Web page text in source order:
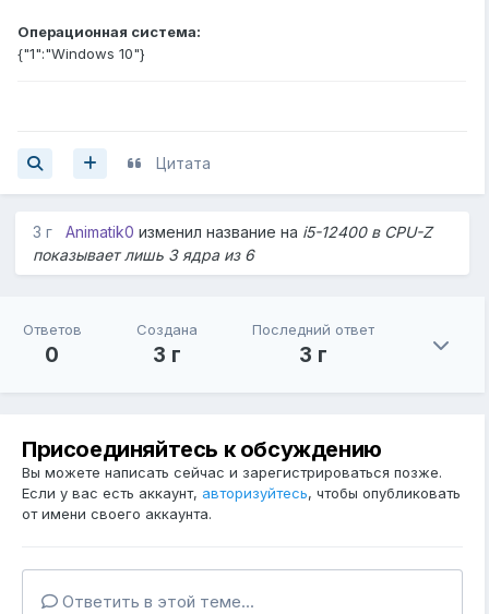
Операционная система:
{"1":"Windows 10"}
Цитата
3 г Animatik0 изменил название на i5-12400 в CPU-Z
показывает лишь 3 ядра из 6
Ответов
0
Создана
3 г
Последний ответ
3 г
Присоединяйтесь к обсуждению
Вы можете написать сейчас и зарегистрироваться позже.
Если у вас есть аккаунт, авторизуйтесь, чтобы опубликовать
от имени своего аккаунта.
Ответить в этой теме...